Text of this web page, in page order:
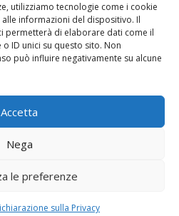
utilizziamo tecnologie come i cookie
informazioni del dispositivo. Il
permetterà di elaborare dati come il
ID unici su questo sito. Non
può influire negativamente su alcune
Accetta
Nega
le preferenze
sulla Privacy